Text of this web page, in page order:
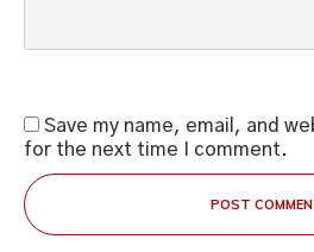
Save my name, email, and
for the next time I comment.
POST